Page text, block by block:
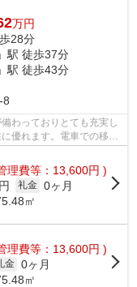
万円
28分
」駅 徒歩37分
」駅 徒歩43分
8
わっておりとても充実し
優れます。電車での移動
理費等：13,600円 )
礼金 0ヶ月
㎡
理費等：13,600円 )
金 0ヶ月
㎡